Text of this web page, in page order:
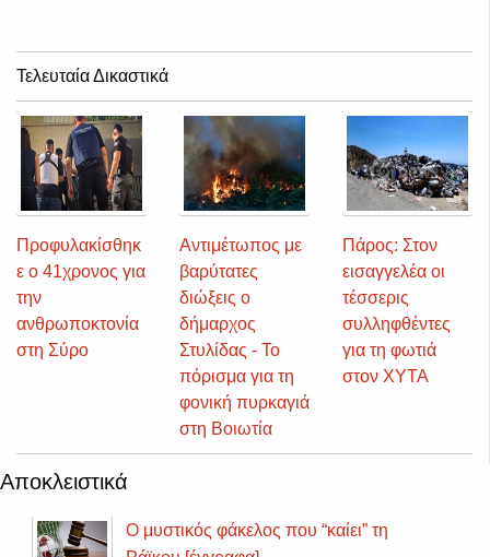
Τελευταία Δικαστικά
Προφυλακίσθηκ
ε ο 41χρονος για
την
ανθρωποκτονία
στη Σύρο
Αντιμέτωπος με
βαρύτατες
διώξεις ο
δήμαρχος
Στυλίδας - Το
πόρισμα για τη
φονική πυρκαγιά
στη Βοιωτία
Πάρος: Στον
εισαγγελέα οι
τέσσερις
συλληφθέντες
για τη φωτιά
στον ΧΥΤΑ
Αποκλειστικά
Ο μυστικός φάκελος που “καίει” τη